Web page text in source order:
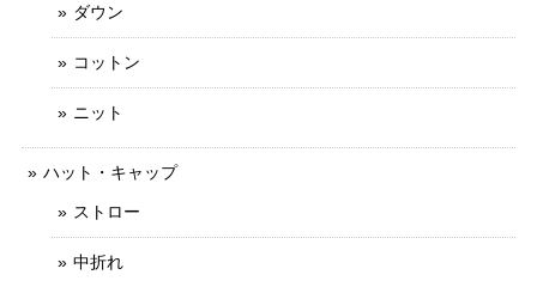
ダウン
コットン
ニット
ハット・キャップ
ストロー
中折れ